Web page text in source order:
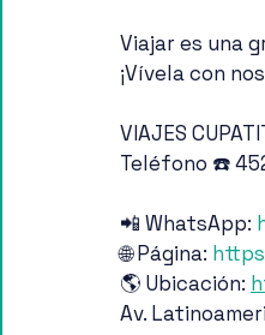
Viajar es una
¡Vívela con
VIAJES
Teléfono ☎️
📲 WhatsApp:
🌐 Página:
🌎 Ubicación:
Av.